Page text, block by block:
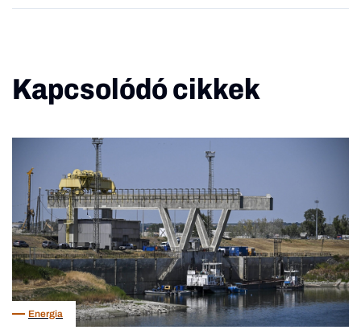
Kapcsolódó cikkek
Energia